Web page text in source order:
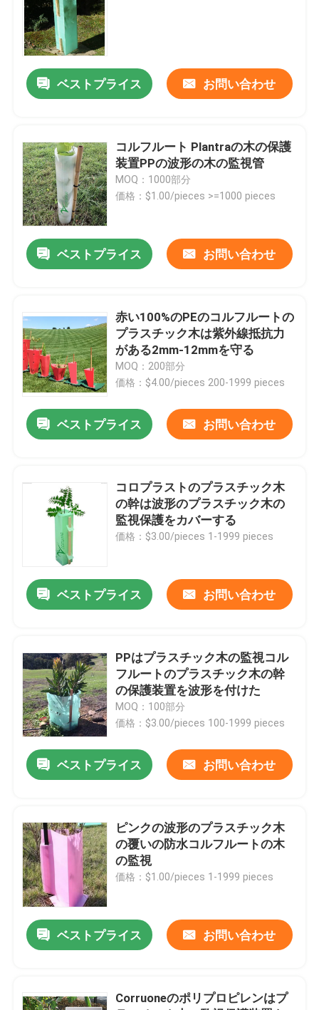
製品
ビデオ
わたしたち に つい て
品質管理
引金 を 求め て ください
野菜波形箱
波形のプラスチック木の監視
コロプラスト板
PPはシートを波形を付けた
リサイクルされた波形のプラスチック シート
コルフルートシート
波形のプラスチック カバー
波形のプラスチック包装箱
PPは箱を波形を付けた
ベストプライス お問い合わせ
コルフルート Plantraの木の保護
装置PPの波形の木の監視管
MOQ：1000部分
価格：$1.00/pieces >=1000 pieces
ベストプライス お問い合わせ
赤い100%のPEのコルフルートの
プラスチック木は紫外線抵抗力
がある2mm-12mmを守る
MOQ：200部分
価格：$4.00/pieces 200-1999 pieces
ベストプライス お問い合わせ
コロプラストのプラスチック木
の幹は波形のプラスチック木の
監視保護をカバーする
価格：$3.00/pieces 1-1999 pieces
ベストプライス お問い合わせ
PPはプラスチック木の監視コル
フルートのプラスチック木の幹
の保護装置を波形を付けた
MOQ：100部分
価格：$3.00/pieces 100-1999 pieces
ベストプライス お問い合わせ
ピンクの波形のプラスチック木
の覆いの防水コルフルートの木
の監視
価格：$1.00/pieces 1-1999 pieces
ベストプライス お問い合わせ
Corruoneのポリプロピレンはプ